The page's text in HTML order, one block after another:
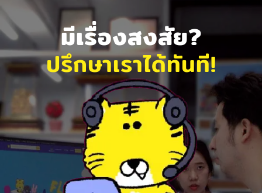
มีเรื่องสงสัย?
ปรึกษาเราได้ทันที!